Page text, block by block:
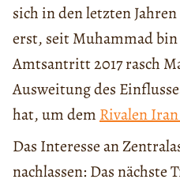
sich in den letzten
erst, seit Muhammad bin
Amtsantritt 2017 rasch
Ausweitung des
hat, um dem Rivalen
Das Interesse an
nachlassen: Das nächste